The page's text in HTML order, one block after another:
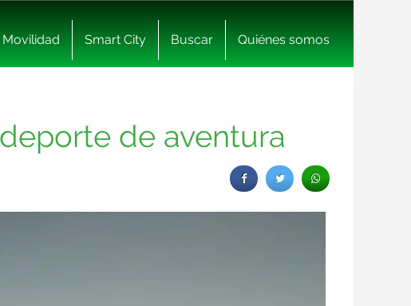
Movilidad Smart City Buscar Quiénes somos
de aventura